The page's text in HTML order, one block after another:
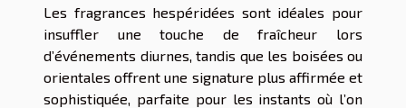
Les fragrances hespéridées sont idéales pour
insuffler une touche de fraîcheur lors
d’événements diurnes, tandis que les boisées ou
orientales offrent une signature plus affirmée et
sophistiquée, parfaite pour les instants où l’on